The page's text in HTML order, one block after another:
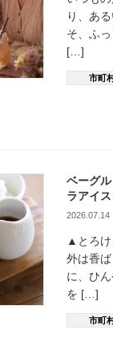
り、あ
そ、ふ
[…]
市町
ベーグ
ラアイ
2026.07.14
▲とろけ
外は香
に、ひ
を […]
市町